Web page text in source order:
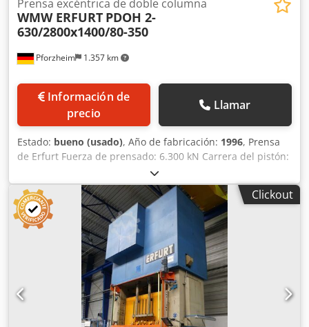
Pforzheim 1.357 km
Prensa excéntrica de doble columna
WMW ERFURT PDOH 2-
630/2800x1400/80-350
Información de
precio
Llamar
Estado: bueno (usado), Año de fabricación: 1996, Prensa
de Erfurt Fuerza de prensado: 6.300 kN Carrera del pistón:
80-350 mm Ajuste del pistón: 150 mm Altura de
instalación: 800 mm Dodozlyrhspfx Algekr Superficie de la
mesa: 2.800 x 1.400 mm Número de carreras: 20-80 1/min
Sistema de control: Siemens S5
Clickout